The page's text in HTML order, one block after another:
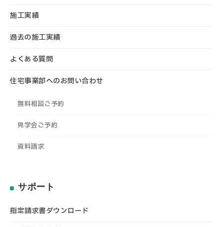
施工実績
過去の施工実績
よくある質問
住宅事業部へのお問い合わせ
無料相談ご予約
見学会ご予約
資料請求
サポート
指定請求書ダウンロード